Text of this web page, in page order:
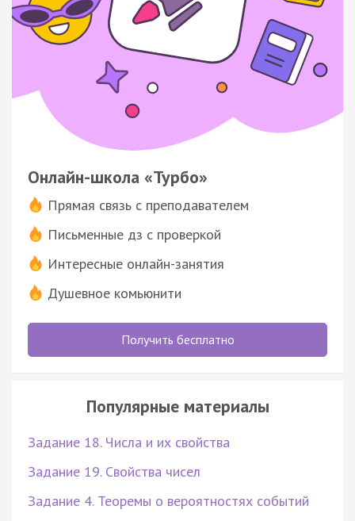
Онлайн-школа «Турбо»
Прямая связь с преподавателем
Письменные дз с проверкой
Интересные онлайн-занятия
Душевное комьюнити
Получить бесплатно
Популярные материалы
Задание 18. Числа и их свойства
Задание 19. Свойства чисел
Задание 4. Теоремы о вероятностях событий